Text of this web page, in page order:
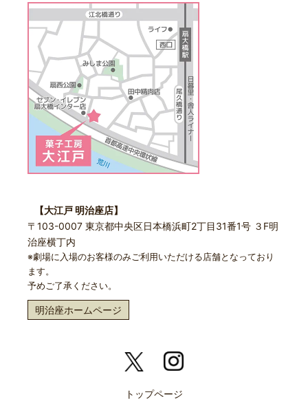
【大江戸 明治座店】
〒103-0007 東京都中央区日本橋浜町2丁目31番1号 ３F明
治座横丁内
※劇場に入場のお客様のみご利用いただける店舗となっており
ます。
予めご了承ください。
明治座ホームページ
トップページ